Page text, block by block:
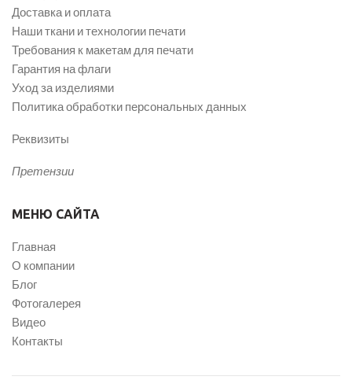
Доставка и оплата
Наши ткани и технологии печати
Требования к макетам для печати
Гарантия на флаги
Уход за изделиями
Политика обработки персональных данных
Реквизиты
Претензии
МЕНЮ САЙТА
Главная
О компании
Блог
Фотогалерея
Видео
Контакты